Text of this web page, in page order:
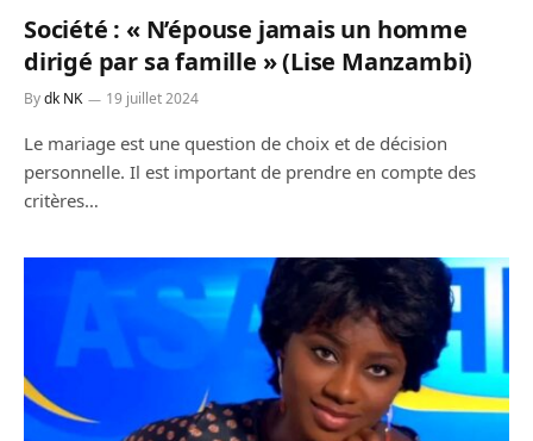
Société : « N’épouse jamais un homme
dirigé par sa famille » (Lise Manzambi)
Bydk NK 19 juillet 2024
Le mariage est une question de choix et de décision
personnelle. Il est important de prendre en compte des
critères…